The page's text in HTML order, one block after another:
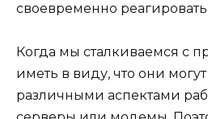
своевременно
Когда мы сталкиваемся с
иметь в виду, что они
различными аспектами